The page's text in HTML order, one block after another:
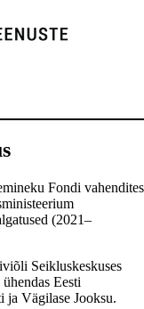
Fondi
(2021–
Seikluskeskuses
Eesti
ja Vägilase Jooksu.